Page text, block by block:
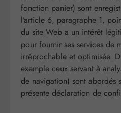
fonction panier) sont
l’article 6, paragraphe 1,
du site Web a un intérêt
pour fournir ses services de
irréprochable et optimisée.
exemple ceux servant à
de navigation) sont abordés
présente déclaration de